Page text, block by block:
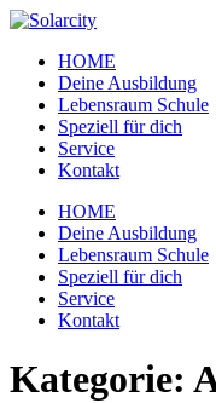
Zum
wechselnHOME
Deine Ausbildung
Lebensraum Schule
Speziell für dich
Service
Kontakt
Menü
HOME
Deine Ausbildung
Lebensraum Schule
Speziell für dich
Service
Kontakt
Kategorie: